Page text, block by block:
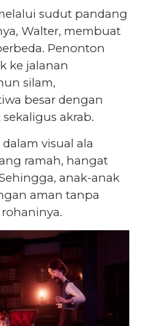
sudut pandang
Walter, membuat
Penonton
ke jalanan
silam,
besar dengan
akrab.
visual ala
ramah, hangat
anak-anak
aman tanpa